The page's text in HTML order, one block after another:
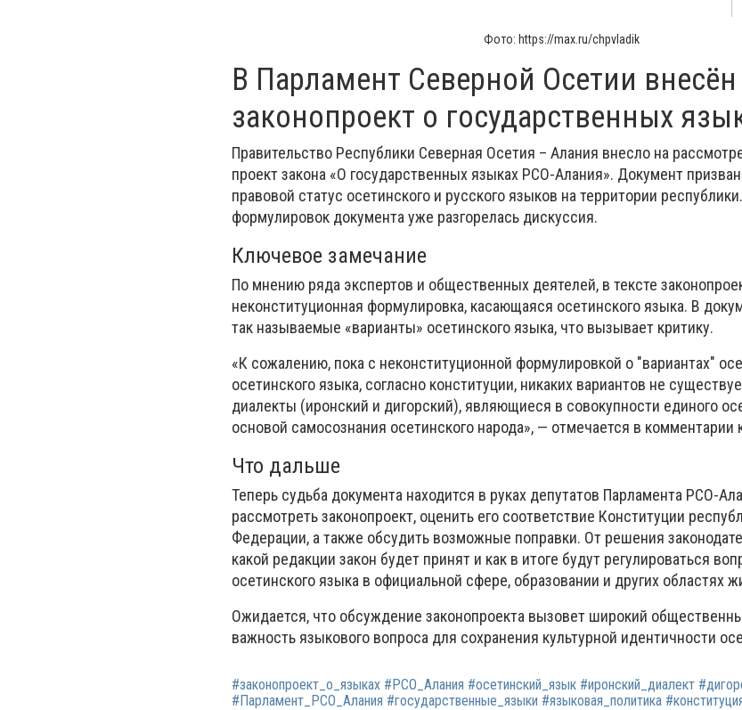
Фото: https://max.ru/chpvladik
В Парламент Северной Осетии внесён
законопроект о государственных
Правительство Республики Северная Осетия – Алания внесло на
проект закона «О государственных языках РСО-Алания». Документ призван
правовой статус осетинского и русского языков на территории
формулировок документа уже разгорелась дискуссия.
Ключевое замечание
По мнению ряда экспертов и общественных деятелей, в тексте
неконституционная формулировка, касающаяся осетинского языка. В
так называемые «варианты» осетинского языка, что вызывает критику.
«К сожалению, пока с неконституционной формулировкой о "вариантах"
осетинского языка, согласно конституции, никаких вариантов не
диалекты (иронский и дигорский), являющиеся в совокупности единого
основой самосознания осетинского народа», — отмечается в комментарии
Что дальше
Теперь судьба документа находится в руках депутатов Парламента РСО-
рассмотреть законопроект, оценить его соответствие Конституции
Федерации, а также обсудить возможные поправки. От решения
какой редакции закон будет принят и как в итоге будут регулироваться
осетинского языка в официальной сфере, образовании и других областях
Ожидается, что обсуждение законопроекта вызовет широкий
важность языкового вопроса для сохранения культурной идентичности
#законопроект_о_языках #РСО_Алания #осетинский_язык #иронский_диалект
#Парламент_РСО_Алания #государственные_языки #языковая_политика